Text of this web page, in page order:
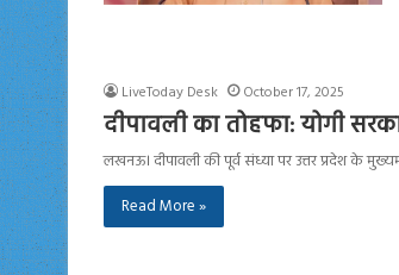
LiveToday Desk October 17, 2025
दीपावली का तोहफा: योगी
लखनऊ। दीपावली की पूर्व संध्या पर उत्तर प्रदेश के
Read More »